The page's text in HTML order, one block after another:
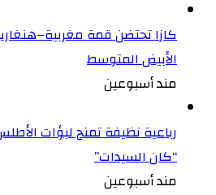
كازا تحتضن قمة
الأبيض المتوسط
مند أسبوعين
رباعية نظيفة تمنح لبؤات
“كان السيدات”
مند أسبوعين